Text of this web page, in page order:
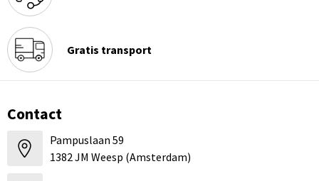
Gratis transport
Contact
Pampuslaan 59
1382 JM Weesp (Amsterdam)